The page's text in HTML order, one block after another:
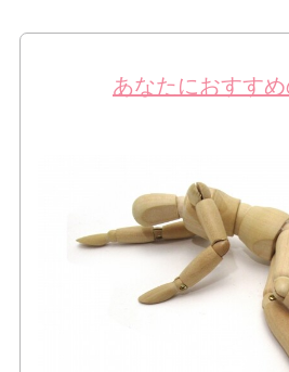
あなたにおすす